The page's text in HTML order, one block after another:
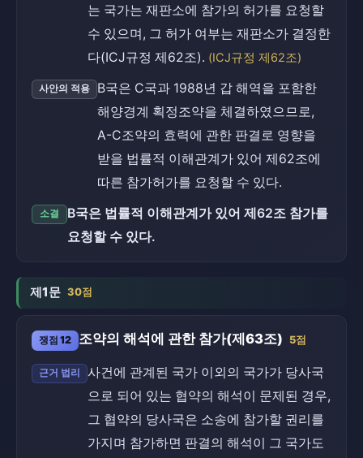
는 국가는 재판소에 참가의 허가를 요청할
수 있으며, 그 허가 여부는 재판소가 결정한
다(ICJ규정 제62조). (ICJ규정 제62조)
사안의 적용
B국은 C국과 1988년 갑 해역을 포함한
해양경계 획정조약을 체결하였으므로,
A-C조약의 효력에 관한 판결로 영향을
받을 법률적 이해관계가 있어 제62조에
따른 참가허가를 요청할 수 있다.
소결
B국은 법률적 이해관계가 있어 제62조 참가를
요청할 수 있다.
제1문 30점
쟁점 12 조약의 해석에 관한 참가(제63조) 5점
근거 법리
사건에 관계된 국가 이외의 국가가 당사국
으로 되어 있는 협약의 해석이 문제된 경우,
그 협약의 당사국은 소송에 참가할 권리를
가지며 참가하면 판결의 해석이 그 국가도